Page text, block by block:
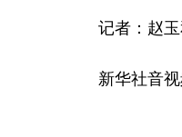
记者：赵玉
新华社音视